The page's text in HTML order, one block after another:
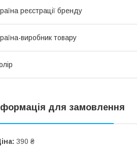
реєстрації бренду
виробник товару
для замовлення
390 ₴